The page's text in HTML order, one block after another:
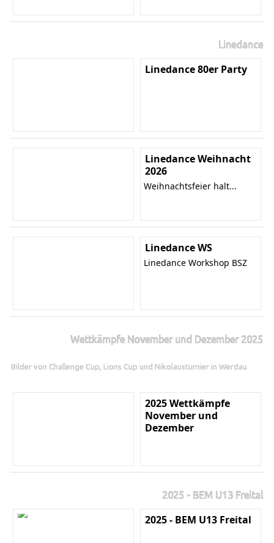
Linedance
Linedance 80er Party
Linedance Weihnacht
2026
Weihnachtsfeier halt...
Linedance WS
Linedance Workshop BSZ
Wettkämpfe November und Dezember 2025
Bilder von Challenge Cup, Lions Cup und Nikolausturnier in Werdau
2025 Wettkämpfe
November und
Dezember
2025 - BEM U13 Freital
2025 - BEM U13 Freital